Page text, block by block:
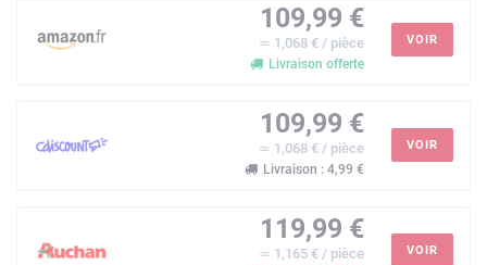
109,99 €
≃ 1,068 € / pièce
Livraison offerte
VOIR
109,99 €
≃ 1,068 € / pièce
Livraison : 4,99 €
VOIR
119,99 €
≃ 1,165 € / pièce VOIR